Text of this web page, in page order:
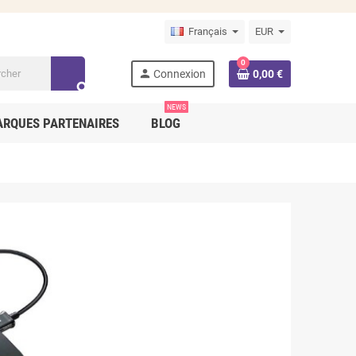
Français EUR
search
person Connexion
0
0,00 €
PARTENAIRES BLOG
NEWS